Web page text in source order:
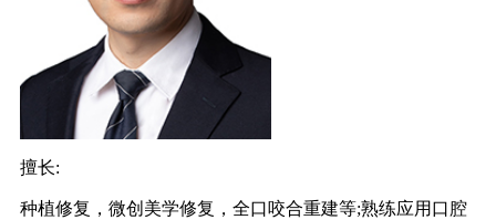
擅长:
种植修复，微创美学修复，全口咬合重建等;熟练应用口腔